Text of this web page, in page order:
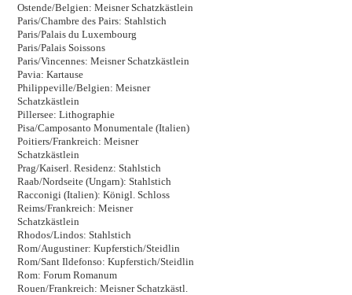
Ostende/Belgien: Meisner Schatzkästlein
Paris/Chambre des Pairs: Stahlstich
Paris/Palais du Luxembourg
Paris/Palais Soissons
Paris/Vincennes: Meisner Schatzkästlein
Pavia: Kartause
Philippeville/Belgien: Meisner
Schatzkästlein
Pillersee: Lithographie
Pisa/Camposanto Monumentale (Italien)
Poitiers/Frankreich: Meisner
Schatzkästlein
Prag/Kaiserl. Residenz: Stahlstich
Raab/Nordseite (Ungarn): Stahlstich
Racconigi (Italien): Königl. Schloss
Reims/Frankreich: Meisner
Schatzkästlein
Rhodos/Lindos: Stahlstich
Rom/Augustiner: Kupferstich/Steidlin
Rom/Sant Ildefonso: Kupferstich/Steidlin
Rom: Forum Romanum
Rouen/Frankreich: Meisner Schatzkästl.